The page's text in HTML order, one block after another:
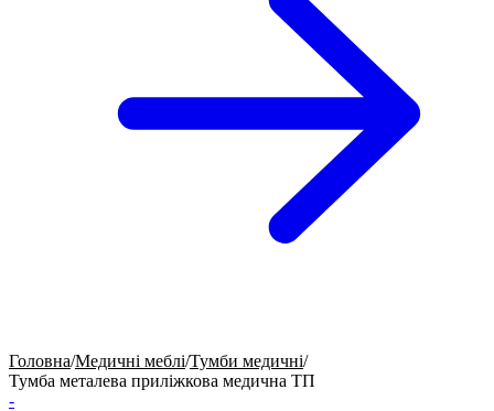
Головна/Медичні меблі/Тумби медичні/
Тумба металева приліжкова медична ТП
-